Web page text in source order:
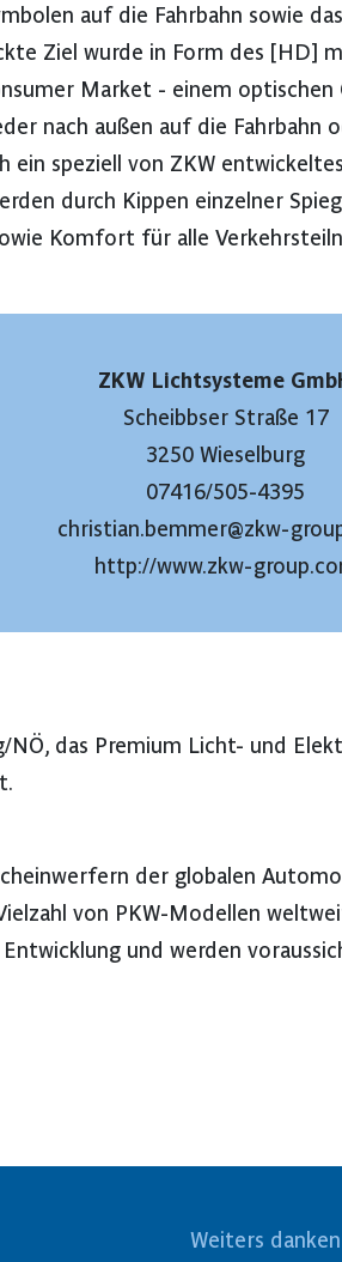
auf die Fahrbahn sowie
Ziel wurde in Form des [HD]
Market - einem
nach außen auf die Fahrbahn
speziell von ZKW
durch Kippen einzelner
Komfort für alle
ZKW Lichtsysteme
Scheibbser Straße 17
3250 Wieselburg
07416/505-4395
christian.bemmer@zkw-
http://www.zkw-
das Premium Licht- und
der globalen
von PKW-Modellen
und werden
Weiters